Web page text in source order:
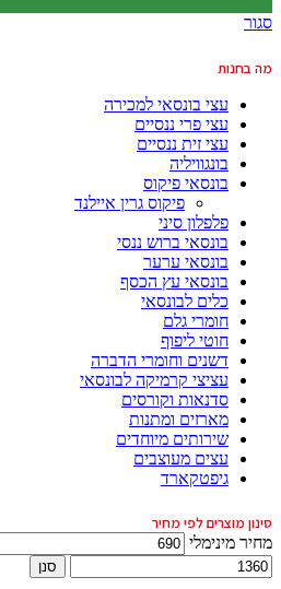
סגור
מה בחנות
עצי בונסאי למכירה
עצי פרי ננסיים
עצי זית ננסיים
בונגוויליה
בונסאי פיקוס
פיקוס גרין איילנד
פלפלון סיני
בונסאי ברוש ננסי
בונסאי ערער
בונסאי עץ הכסף
כלים לבונסאי
חומרי גלם
חוטי ליפוף
דשנים וחומרי הדברה
עציצי קרמיקה לבונסאי
סדנאות וקורסים
מארזים ומתנות
שירותים מיוחדים
עצים מעוצבים
גיפטקארד
סינון מוצרים לפי מחיר
מחיר מינימלי
סנן